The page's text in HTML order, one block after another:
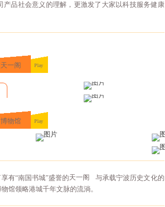
品社会意义的理解，更激发了大家以科技服务健康
一阁 Play
物馆 Play
有“南国书城”盛誉的天一阁
与承载宁波历史文化的
馆领略港城千年文脉的流淌。